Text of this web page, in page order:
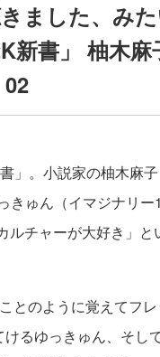
ました、み
新書」 柚木麻
」。小説家の柚木麻
ゅん（イマジナリー
チャーが大好き」と
とのように覚えてフ
るゆっきゅん、そし